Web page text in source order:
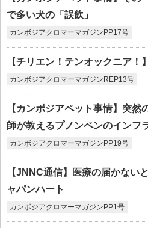
で多い犬の「誤飲」
カンボジアクロマーマガジンPP17号
【チリエン！テンオックニア！
カンボジアクロマーマガジンREP13号
【カンボジアペット事情】突然
師が教えるプノンペンのインフ
カンボジアクロマーマガジンPP19号
【JNNC通信】医療の届かな
ャパンハート
カンボジアクロマーマガジンPP1号